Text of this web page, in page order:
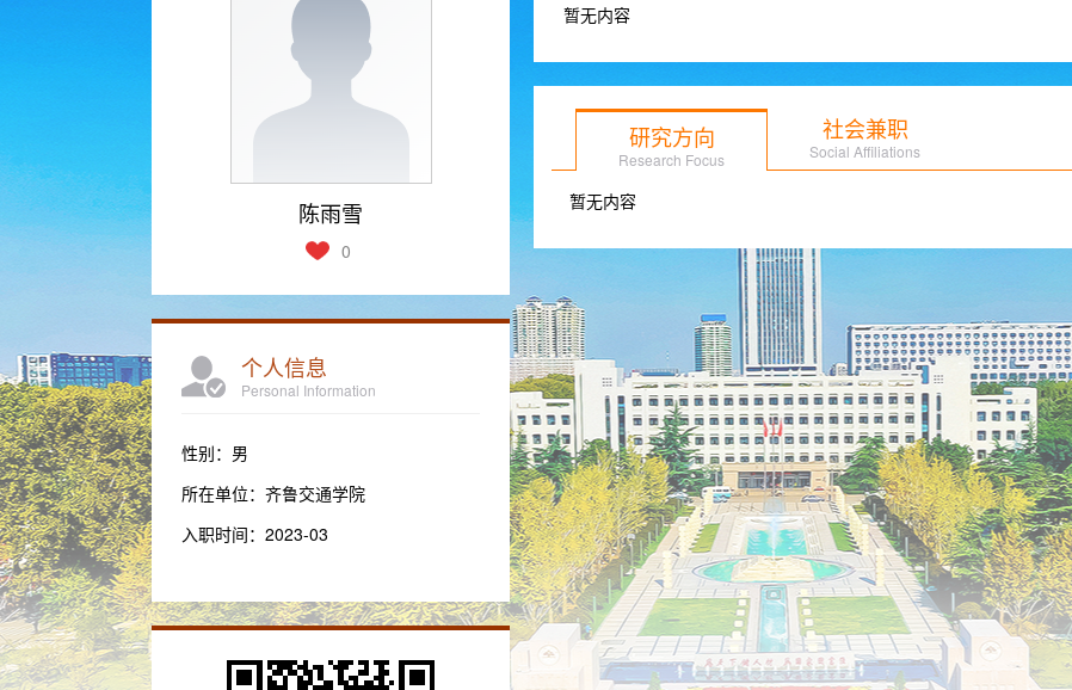
陈雨雪
0
个人信息
Personal Information
性别：男
所在单位：齐鲁交通学院
入职时间：2023-03
暂无内容
研究方向
Research Focus
社会兼职
Social Affiliations
暂无内容